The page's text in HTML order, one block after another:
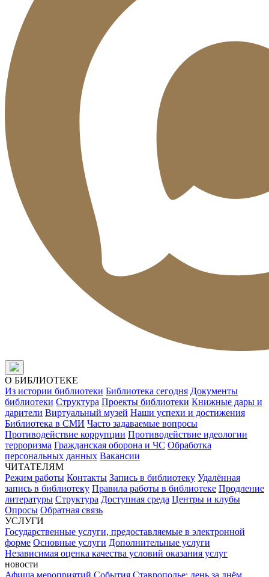
О БИБЛИОТЕКЕ
Из истории библиотеки Библиотека сегодня Документы
библиотеки Структура Проекты библиотеки Книжные дары и
дарители Виртуальный музей Наши успехи и достижения
Библиотека в СМИ Часто задаваемые вопросы
Противодействие коррупции Противодействие идеологии
терроризма Гражданская оборона и ЧС Обработка
персональных данных Вакансии
ЧИТАТЕЛЯМ
Режим работы Контакты Запись в библиотеку Удалённая
запись в библиотеку Правила работы в библиотеке Продление
литературы Структура Доступная среда Центры и клубы
Опросы Обратная связь
УСЛУГИ
Государственные услуги, предоставляемые в электронной
форме Основные услуги Дополнительные услуги
Независимая оценка качества условий оказания услуг
новости
Афиша мероприятий События Ставрополье: день за днём